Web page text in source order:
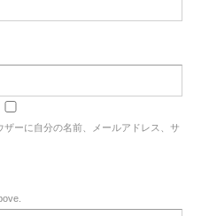
ーに自分の名前、メールアドレス、サ